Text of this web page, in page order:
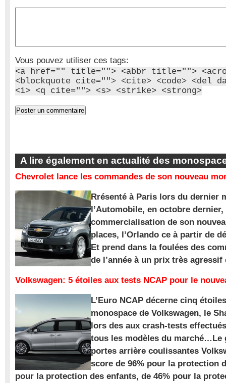
Vous pouvez utiliser ces tags:
<a href="" title=""> <abbr title="">
<blockquote cite=""> <cite> <code> <del
<i> <q cite=""> <s> <strike> <strong>
A lire également en actualité des
Chevrolet lance les commandes de son nouveau
Rrésenté à Paris lors du dernier
l’Automobile, en octobre
commercialisation de son
places, l’Orlando ce à partir de
Et prend dans la foulées des
de l’année à un prix très agressif
Volkswagen: 5 étoiles aux tests NCAP pour le
L’Euro NCAP décerne cinq
monospace de Volkswagen, le
lors des aux crash-tests
tous les modèles du marché…Le
portes arrière coulissantes
score de 96% pour la protection
pour la protection des enfants, de 46% pour la